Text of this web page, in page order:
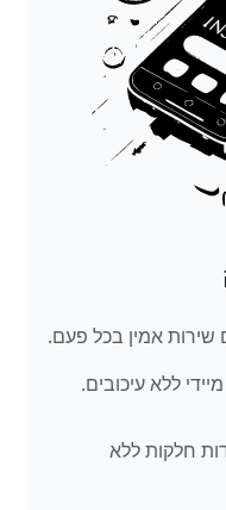
שירות אמין בכל פעם.
ללא עיכובים.
חלקות ללא